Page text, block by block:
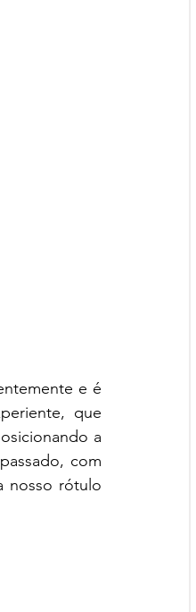
e é
que
a
com
nosso rótulo